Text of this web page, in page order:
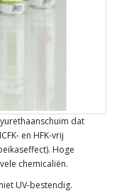
dat
en HFK-vrij
Hoge
chemicaliën.
UV-bestendig.